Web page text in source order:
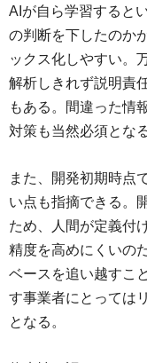
AIが自ら学習すると
の判断を下したのか
ックス化しやすい。
解析しきれず説明責
もある。間違った情
対策も当然必須となる
また、開発初期時点
い点も指摘できる。
ため、人間が定義付
精度を高めにくいの
ベースを追い越すこ
す事業者にとっては
となる。